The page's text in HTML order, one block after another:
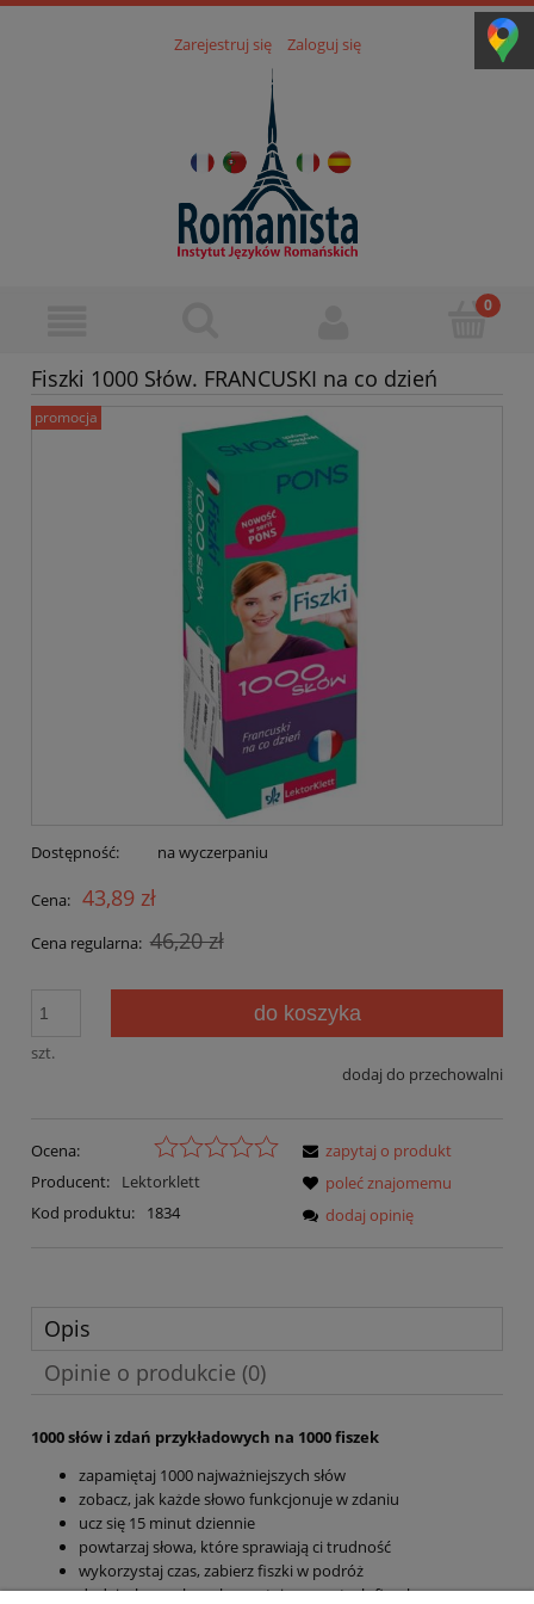
Zarejestruj się Zaloguj się
Fiszki 1000 Słów. FRANCUSKI na co dzień
promocja
Dostępność: na wyczerpaniu
Cena: 43,89 zł
Cena regularna: 46,20 zł
szt.
do koszyka
dodaj do przechowalni
Ocena:
Producent:
Lektorklett
Kod produktu:
1834
zapytaj o produkt
poleć znajomemu
dodaj opinię
Opis
Opinie o produkcie (0)
1000 słów i zdań przykładowych na 1000 fiszek
zapamiętaj 1000 najważniejszych słów
zobacz, jak każde słowo funkcjonuje w zdaniu
ucz się 15 minut dziennie
powtarzaj słowa, które sprawiają ci trudność
wykorzystaj czas, zabierz fiszki w podróż
dodaj własne słowa korzystając z pustych fiszek